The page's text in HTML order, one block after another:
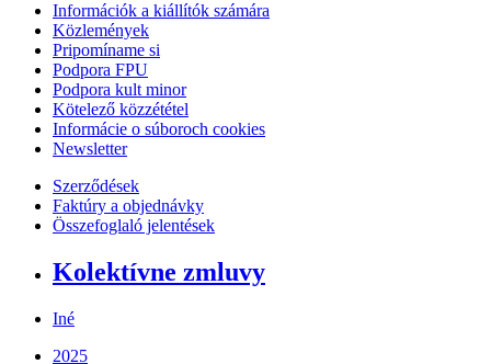
Információk a kiállítók számára
Közlemények
Pripomíname si
Podpora FPU
Podpora kult minor
Kötelező közzététel
Informácie o súboroch cookies
Newsletter
Szerződések
Faktúry a objednávky
Összefoglaló jelentések
Kolektívne zmluvy
Iné
2025